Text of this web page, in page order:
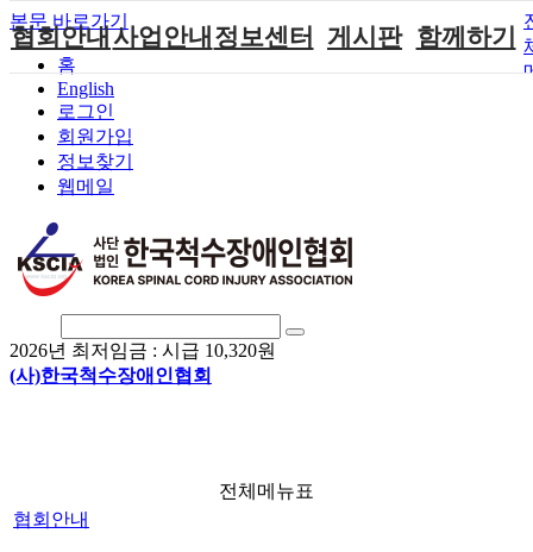
본문 바로가기
홈
English
로그인
회원가입
정보찾기
웹메일
2026년 최저임금 : 시급 10,320원
(사)한국척수장애인협회
협회안내
인사말
연혁
비전
조직도
척수장애란?
정관
찾아오시는길
사업안내
단체지원사업
척수장애인재
활지원센터
척수장애인직
척수재활연구
소
국제 교류/개
발 협력사업
정보센터 게시판
포토갤러리
자유게시판
함께하기
전체메뉴표
협회안내